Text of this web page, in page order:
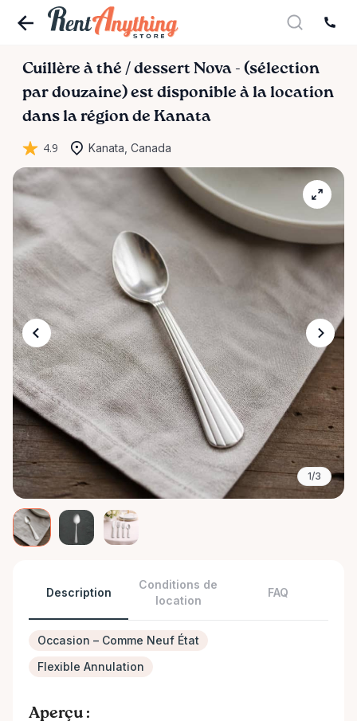
Cuillère à thé ​/​ dessert Nova - (sélection
par douzaine) est disponible à la location
dans la région de Kanata
4.9 Kanata, Canada
1/3
Description
Conditions de
location
FAQ
Occasion – Comme Neuf État
Flexible Annulation
Aperçu :